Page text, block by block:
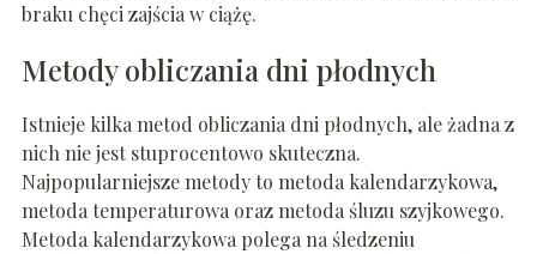
braku chęci zajścia w ciążę.
Metody obliczania dni płodnych
Istnieje kilka metod obliczania dni płodnych, ale żadna z
nich nie jest stuprocentowo skuteczna.
Najpopularniejsze metody to metoda kalendarzykowa,
metoda temperaturowa oraz metoda śluzu szyjkowego.
Metoda kalendarzykowa polega na śledzeniu